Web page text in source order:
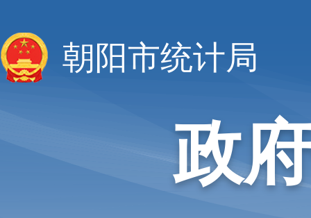
朝阳市统计局
政